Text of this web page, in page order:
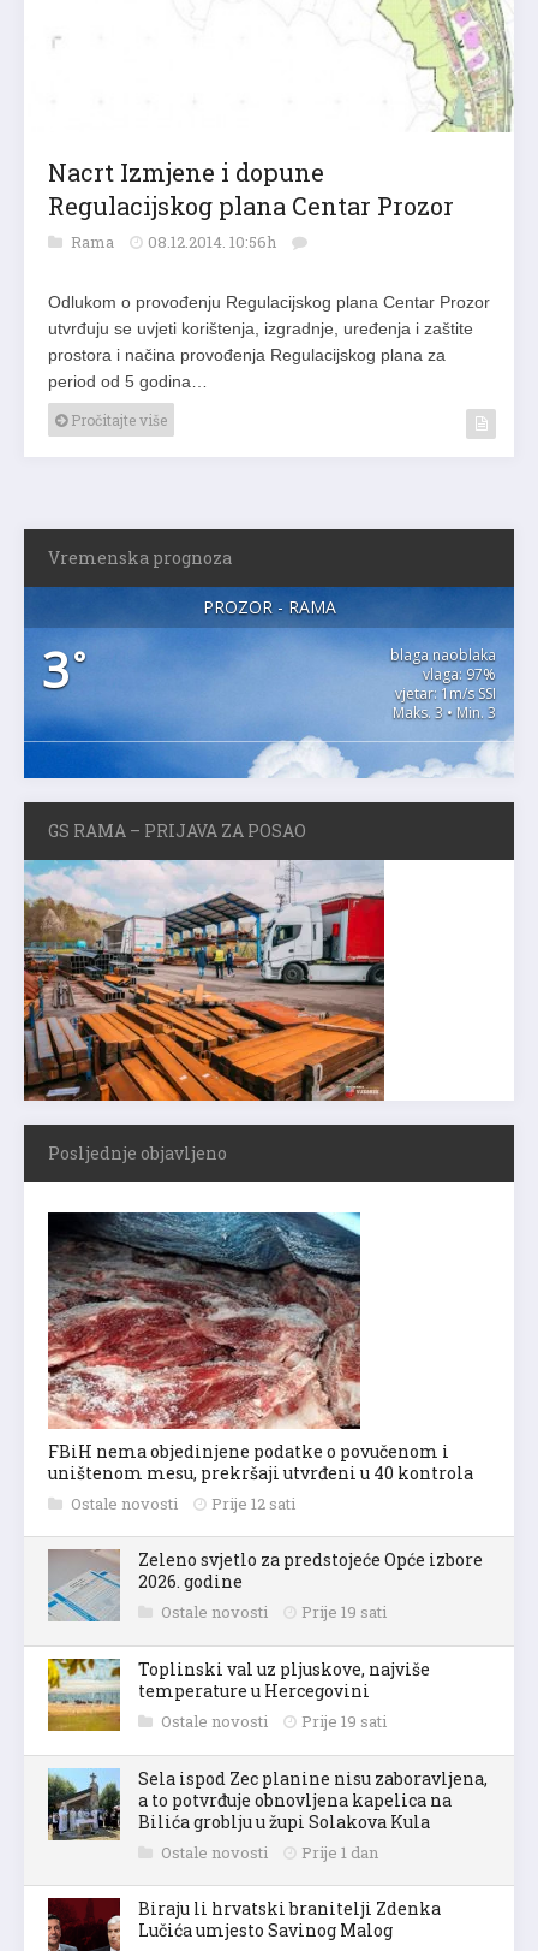
Nacrt Izmjene i dopune
Regulacijskog plana Centar Prozor
Rama 08.12.2014. 10:56h
Odlukom o provođenju Regulacijskog plana Centar Prozor
utvrđuju se uvjeti korištenja, izgradnje, uređenja i zaštite
prostora i načina provođenja Regulacijskog plana za
period od 5 godina…
Pročitajte više
Vremenska prognoza
PROZOR - RAMA
3°
blaga naoblaka
vlaga: 97%
vjetar: 1m/s SSI
Maks. 3 • Min. 3
GS RAMA – PRIJAVA ZA POSAO
Posljednje objavljeno
FBiH nema objedinjene podatke o povučenom i
uništenom mesu, prekršaji utvrđeni u 40 kontrola
Ostale novosti Prije 12 sati
Zeleno svjetlo za predstojeće Opće izbore
2026. godine
Ostale novosti Prije 19 sati
Toplinski val uz pljuskove, najviše
temperature u Hercegovini
Ostale novosti Prije 19 sati
Sela ispod Zec planine nisu zaboravljena,
a to potvrđuje obnovljena kapelica na
Bilića groblju u župi Solakova Kula
Ostale novosti Prije 1 dan
Biraju li hrvatski branitelji Zdenka
Lučića umjesto Savinog Malog